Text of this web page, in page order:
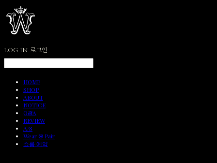
LOG IN 로그인
HOME
SHOP
ABOUT
NOTICE
Q&A
REVIEW
A/S
Wear & Pair
쇼룸 예약